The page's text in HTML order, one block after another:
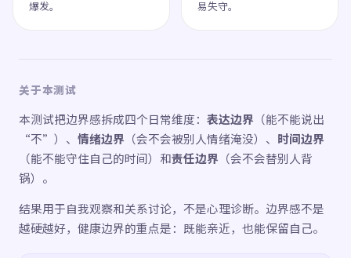
爆发。
易失守。
关于本测试
本测试把边界感拆成四个日常维度： 表达边界 （能不能说出
“不”）、 情绪边界 （会不会被别人情绪淹没）、 时间边界
（能不能守住自己的时间）和责任边界 （会不会替别人背
锅）。
结果用于自我观察和关系讨论，不是心理诊断。边界感不是
越硬越好，健康边界的重点是：既能亲近，也能保留自己。